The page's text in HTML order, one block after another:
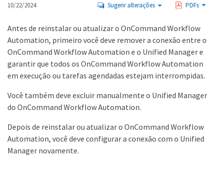
10/22/2024 Sugerir alterações PDFs
Antes de reinstalar ou atualizar o OnCommand Workflow
Automation, primeiro você deve remover a conexão entre o
OnCommand Workflow Automation e o Unified Manager e
garantir que todos os OnCommand Workflow Automation
em execução ou tarefas agendadas estejam interrompidas.
Você também deve excluir manualmente o Unified Manager
do OnCommand Workflow Automation.
Depois de reinstalar ou atualizar o OnCommand Workflow
Automation, você deve configurar a conexão com o Unified
Manager novamente.